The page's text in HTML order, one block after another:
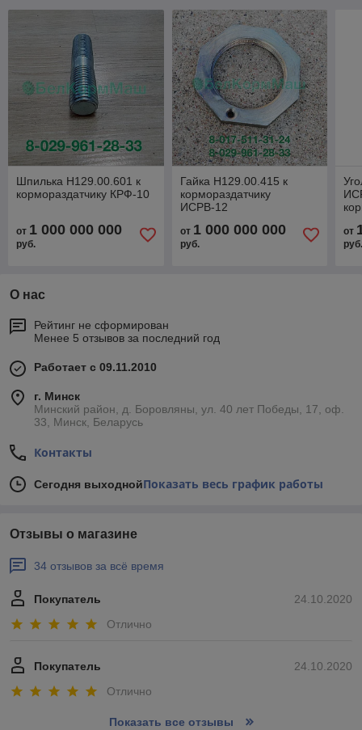
Шпилька Н129.00.601 к
кормораздатчику КРФ-10
от 1 000 000 000
руб.
Гайка Н129.00.415 к
кормораздатчику
ИСРВ-12
от 1 000 000 000
руб.
от
О нас
Рейтинг не сформирован
Менее 5 отзывов за последний год
Работает с 09.11.2010
г. Минск
Минский район, д. Боровляны, ул. 40 лет Победы, 17, оф.
33, Минск, Беларусь
Контакты
Сегодня выходнойПоказать весь график работы
Отзывы о магазине
34 отзывов за всё время
24.10.2020
Покупатель
Отлично
24.10.2020
Покупатель
Отлично
Показать все отзывы